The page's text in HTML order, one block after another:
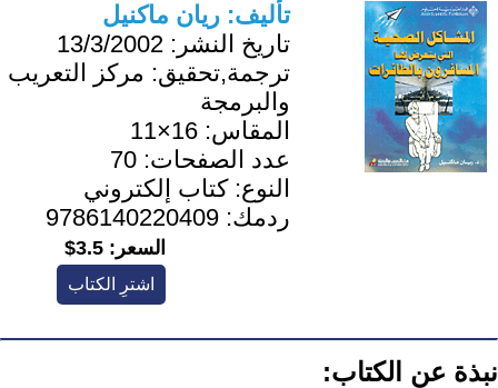
تأليف: ريان ماكنيل
تاريخ النشر: 13/3/2002
ترجمة,تحقيق: مركز التعريب
والبرمجة
المقاس: 16×11
عدد الصفحات: 70
النوع:كتاب إلكتروني
ردمك: 9786140220409
السعر: 3.5$
اشترِ الكتاب
نبذة عن الكتاب: